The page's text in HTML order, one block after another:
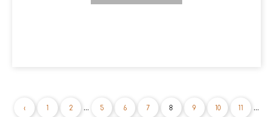
‹ 1 2 ... 5 6 7 8 9 10 11 ...